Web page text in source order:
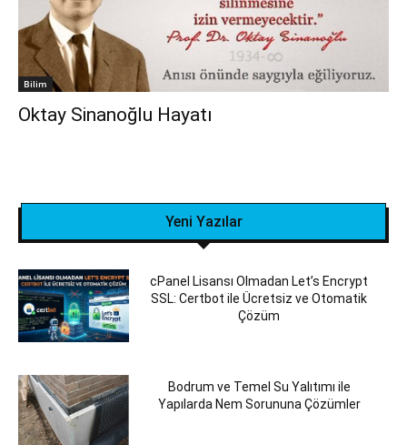
Bilim
Oktay Sinanoğlu Hayatı
Yeni Yazılar
cPanel Lisansı Olmadan Let’s Encrypt
SSL: Certbot ile Ücretsiz ve Otomatik
Çözüm
Bodrum ve Temel Su Yalıtımı ile
Yapılarda Nem Sorununa Çözümler